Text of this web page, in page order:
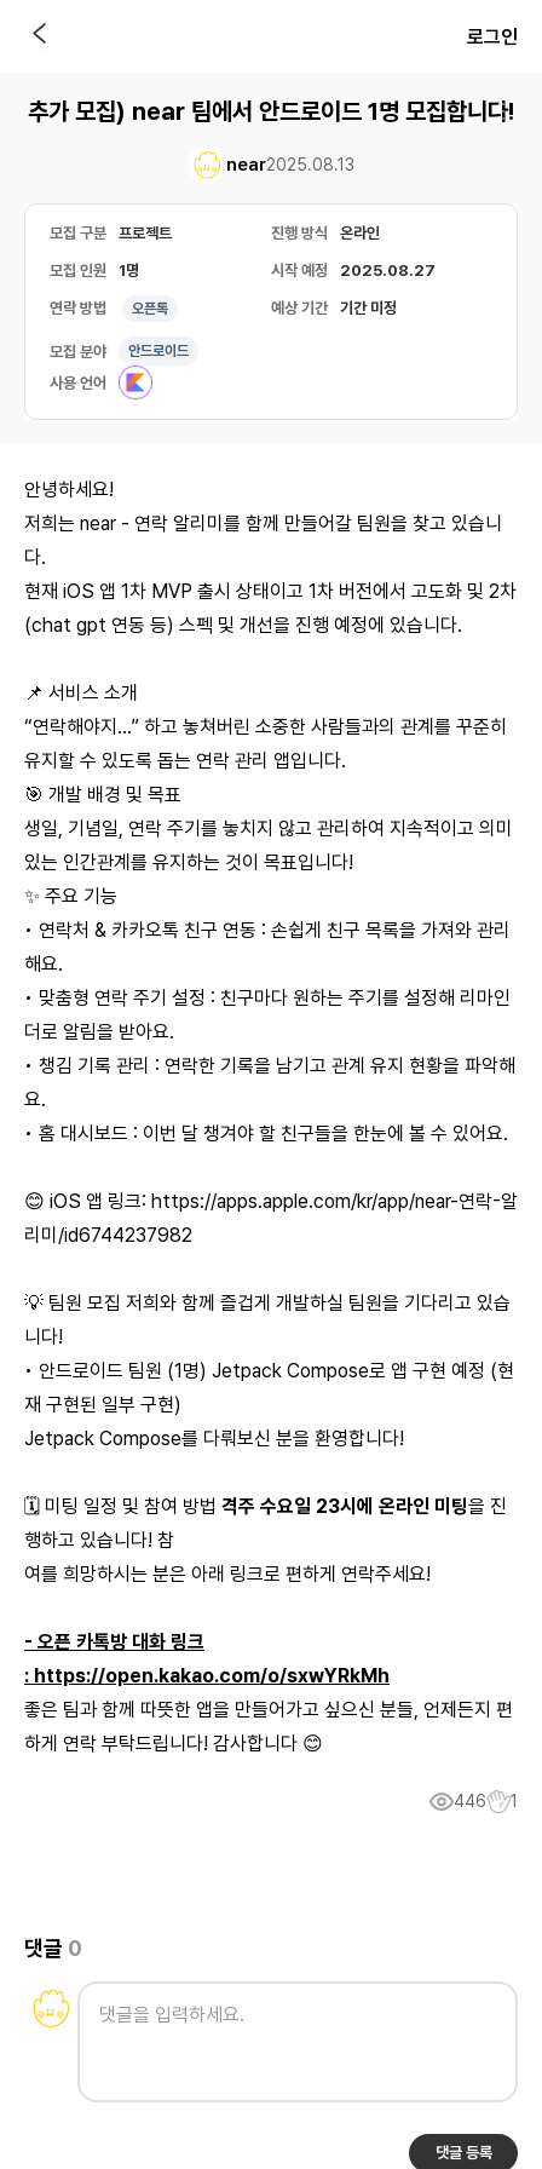
로그인
추가 모집) near 팀에서 안드로이드 1명 모집합니다!
near2025.08.13
모집 구분 프로젝트 진행 방식 온라인
모집 인원 1명 시작 예정 2025.08.27
연락 방법 오픈톡 예상 기간 기간 미정
모집 분야 안드로이드
사용 언어
안녕하세요!
저희는 near - 연락 알리미를 함께 만들어갈 팀원을 찾고 있습니
다.
현재 iOS 앱 1차 MVP 출시 상태이고 1차 버전에서 고도화 및 2차
(chat gpt 연동 등) 스펙 및 개선을 진행 예정에 있습니다.
📌 서비스 소개
“연락해야지…” 하고 놓쳐버린 소중한 사람들과의 관계를 꾸준히
유지할 수 있도록 돕는 연락 관리 앱입니다.
🎯 개발 배경 및 목표
생일, 기념일, 연락 주기를 놓치지 않고 관리하여 지속적이고 의미
있는 인간관계를 유지하는 것이 목표입니다!
✨ 주요 기능
• 연락처 & 카카오톡 친구 연동 : 손쉽게 친구 목록을 가져와 관리
해요.
• 맞춤형 연락 주기 설정 : 친구마다 원하는 주기를 설정해 리마인
더로 알림을 받아요.
• 챙김 기록 관리 : 연락한 기록을 남기고 관계 유지 현황을 파악해
요.
• 홈 대시보드 : 이번 달 챙겨야 할 친구들을 한눈에 볼 수 있어요.
😊 iOS 앱 링크: https://apps.apple.com/kr/app/near-연락-알
리미/id6744237982
💡 팀원 모집 저희와 함께 즐겁게 개발하실 팀원을 기다리고 있습
니다!
• 안드로이드 팀원 (1명) Jetpack Compose로 앱 구현 예정 (현
재 구현된 일부 구현)
Jetpack Compose를 다뤄보신 분을 환영합니다!
🗓 미팅 일정 및 참여 방법 격주 수요일 23시에 온라인 미팅을 진
행하고 있습니다! 참
여를 희망하시는 분은 아래 링크로 편하게 연락주세요!
- 오픈 카톡방 대화 링크
: https://open.kakao.com/o/sxwYRkMh
좋은 팀과 함께 따뜻한 앱을 만들어가고 싶으신 분들, 언제든지 편
하게 연락 부탁드립니다! 감사합니다 😊
446 1
댓글 0
댓글 등록